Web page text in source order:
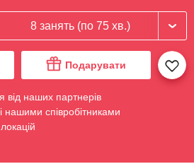
8 занять (по 75 хв.)
Подарувати
від наших партнерів
нашими співробітниками